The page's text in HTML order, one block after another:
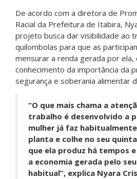
De acordo com a diretora de
Racial da Prefeitura de Itabira,
projeto busca dar visibilidade ao
quilombolas para que as
mensurar a renda gerada por ela,
conhecimento da importância da
segurança e soberania alimentar
“O que mais chama a
trabalho é desenvolvido a
mulher já faz
planta e colhe no seu
que ela produz há tempos
a economia gerada pelo
habitual”, explica Nyara